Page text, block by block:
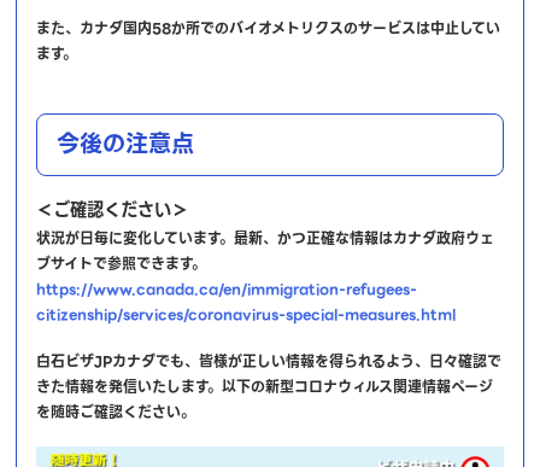
また、カナダ国内58か所でのバイオメトリクスのサービスは中止してい
ます。
今後の注意点
＜ご確認ください＞
状況が日毎に変化しています。最新、かつ正確な情報はカナダ政府ウェ
ブサイトで参照できます。
https://www.canada.ca/en/immigration-refugees-
citizenship/services/coronavirus-special-measures.html
白石ビザJPカナダでも、皆様が正しい情報を得られるよう、日々確認で
きた情報を発信いたします。以下の新型コロナウィルス関連情報ページ
を随時ご確認ください。